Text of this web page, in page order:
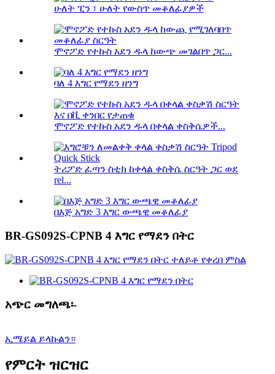
ሁለት ፒን ፣ ሁለት የውስጥ መቆለፊያዎች
ሞኖፖድ የተኩስ አደን ዱላ ከውጭ መገልበጥ ጋር...
ባለ 4 እግር የማደን ዘንግ
ሞኖፖድ የተኩስ አደን ዱላ በቀላል ቀስቅሴዎች...
ትሪፖድ ፈጣን ስቲክ ከቀላል ቀስቅሴ ስርዓት ጋር ወደ
rel...
በእጅ አግድ 3 እግር ውጫዊ መቆለፊያ
BR-GS092S-CPNB 4 እግር የማደን በትር
አጭር መግለጫ፡-
ኢሜይል ይላኩልን።
የምርት ዝርዝር